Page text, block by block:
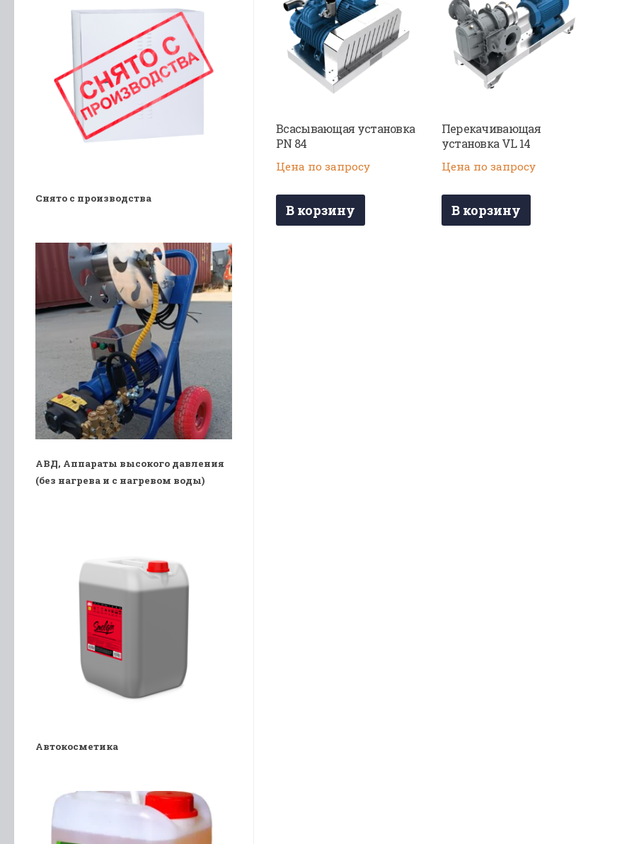
Всасывающая установка
PN 84
Цена по запросу
В корзину
Перекачивающая
установка VL 14
Цена по запросу
В корзину
Снято с производства
АВД, Аппараты высокого давления
(без нагрева и с нагревом воды)
Автокосметика